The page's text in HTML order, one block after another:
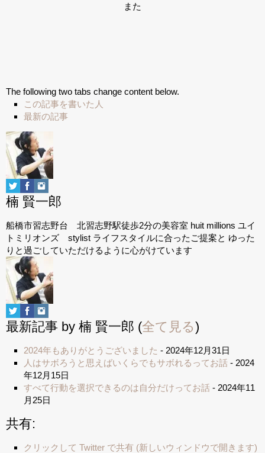
また
The following two tabs change content below.
この記事を書いた人
最新の記事
楠 賢一郎
船橋市習志野台 北習志野駅徒歩2分の美容室 huit millions ユイ
トミリオンズ stylist ライフスタイルに合ったご提案と ゆった
りと過ごしていただけるように心がけています
最新記事 by 楠 賢一郎 (全て見る)
2024年もありがとうございました - 2024年12月31日
人はサボろうと思えばいくらでもサボれるってお話 - 2024
年12月15日
すべて行動を選択できるのは自分だけってお話 - 2024年11
月25日
共有:
クリックして Twitter で共有 (新しいウィンドウで開きます)